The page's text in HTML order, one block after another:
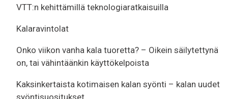
VTT:n kehittämillä teknologiaratkaisuilla
Kalaravintolat
Onko viikon vanha kala tuoretta? – Oikein säilytettynä
on, tai vähintäänkin käyttökelpoista
Kaksinkertaista kotimaisen kalan syönti – kalan uudet
syöntisuositukset